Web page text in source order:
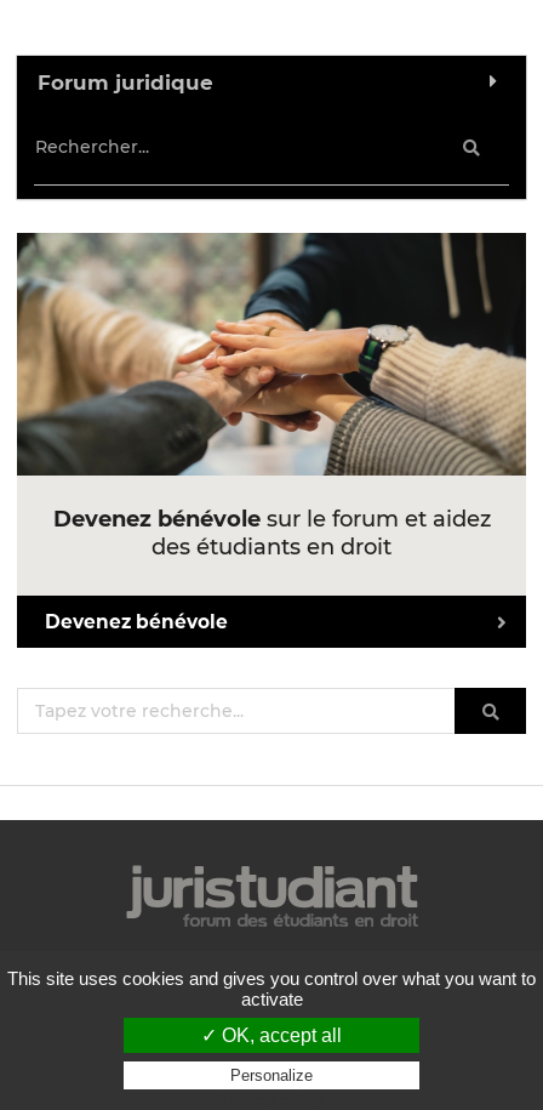
Forum juridique
Devenez bénévolesur le forum et aidez
des étudiants en droit
Devenez bénévole
Mentions légales
Politique de confidentialité
Conditions générales d'utilisation
Liste des forums
Contactez-nous
This site uses cookies and gives you control over what you want to
activate
✓ OK, accept all
Personalize